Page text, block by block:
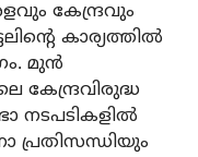
കേന്ദ്രവും
കാര്യത്തില്‍
മുന്‍
കേന്ദ്രവിരുദ്ധ
നടപടികളില്‍
പ്രതിസന്ധിയും